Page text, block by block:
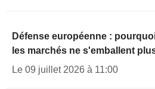
Défense européenne :
les marchés ne s'emballent
Le 09 juillet 2026 à 11:00